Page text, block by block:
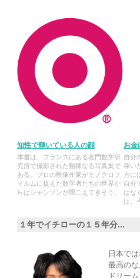
知性で輝いている人の顔
本書は、フランスにある名門数学研
究所で撮影された類稀なる写真集で
ある。プロの映像作家がモノクロフ
ィルムに捉えた数学者たちの世界か
らはシャンソンが聞こえてきそう。
お金
自分
稼い
方に
自分
はな
は、
１年でイチローの１５年分...
日本で
最高の
ドリー